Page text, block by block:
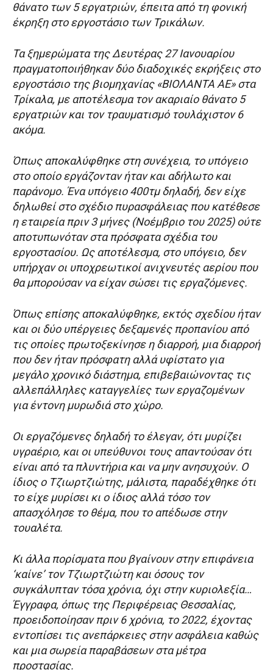
θάνατο των 5 εργατριών, έπειτα από τη φονική
έκρηξη στο εργοστάσιο των Τρικάλων.
Τα ξημερώματα της Δευτέρας 27 Ιανουαρίου
πραγματοποιήθηκαν δύο διαδοχικές εκρήξεις στο
εργοστάσιο της βιομηχανίας «ΒΙΟΛΑΝΤΑ ΑΕ» στα
Τρίκαλα, με αποτέλεσμα τον ακαριαίο θάνατο 5
εργατριών και τον τραυματισμό τουλάχιστον 6
ακόμα.
Όπως αποκαλύφθηκε στη συνέχεια, το υπόγειο
στο οποίο εργάζονταν ήταν και αδήλωτο και
παράνομο. Ένα υπόγειο 400τμ δηλαδή, δεν είχε
δηλωθεί στο σχέδιο πυρασφάλειας που κατέθεσε
η εταιρεία πριν 3 μήνες (Νοέμβριο του 2025) ούτε
αποτυπωνόταν στα πρόσφατα σχέδια του
εργοστασίου. Ως αποτέλεσμα, στο υπόγειο, δεν
υπήρχαν οι υποχρεωτικοί ανιχνευτές αερίου που
θα μπορούσαν να είχαν σώσει τις εργαζόμενες.
Όπως επίσης αποκαλύφθηκε, εκτός σχεδίου ήταν
και οι δύο υπέργειες δεξαμενές προπανίου από
τις οποίες πρωτοξεκίνησε η διαρροή, μια διαρροή
που δεν ήταν πρόσφατη αλλά υφίστατο για
μεγάλο χρονικό διάστημα, επιβεβαιώνοντας τις
αλλεπάλληλες καταγγελίες των εργαζομένων
για έντονη μυρωδιά στο χώρο.
Οι εργαζόμενες δηλαδή το έλεγαν, ότι μυρίζει
υγραέριο, και οι υπεύθυνοι τους απαντούσαν ότι
είναι από τα πλυντήρια και να μην ανησυχούν. Ο
ίδιος ο Τζιωρτζιώτης, μάλιστα, παραδέχθηκε ότι
το είχε μυρίσει κι ο ίδιος αλλά τόσο τον
απασχόλησε το θέμα, που το απέδωσε στην
τουαλέτα.
Κι άλλα πορίσματα που βγαίνουν στην επιφάνεια
‘καίνε’ τον Τζιωρτζιώτη και όσους τον
συγκάλυπταν τόσα χρόνια, όχι στην κυριολεξία…
Έγγραφα, όπως της Περιφέρειας Θεσσαλίας,
προειδοποίησαν πριν 6 χρόνια, το 2022, έχοντας
εντοπίσει τις ανεπάρκειες στην ασφάλεια καθώς
και μια σωρεία παραβάσεων στα μέτρα
προστασίας.